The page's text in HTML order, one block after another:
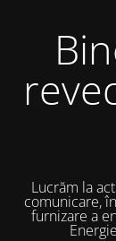
Lucrăm la
comunicare,
furnizare a